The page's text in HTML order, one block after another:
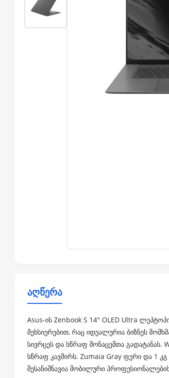
აღწერა
Asus-ის Zenbook S 14" OLED Ultra
მეხსიერებით, რაც იდეალურია ბიზნეს
სივრცეს და სწრაფ მონაცემთა
სწრაფ კავშირს. Zumaia Gray ფერი და 1
შესანიშნავია მობილური